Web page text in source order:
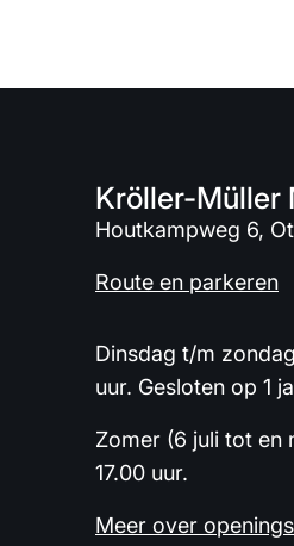
Kröller-Müller
Houtkampweg 6,
Route en parkeren
Dinsdag t/m
uur. Gesloten op 1
Zomer (6 juli tot en
17.00 uur.
Meer over